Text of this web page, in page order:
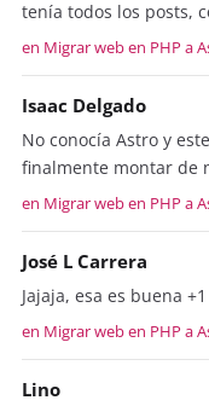
tenía todos los posts,
en Migrar web en PHP a
Isaac Delgado
No conocía Astro y
finalmente montar de
en Migrar web en PHP a
José L Carrera
Jajaja, esa es buena
en Migrar web en PHP a
Lino